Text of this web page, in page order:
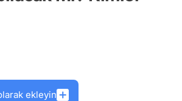
ekleyin